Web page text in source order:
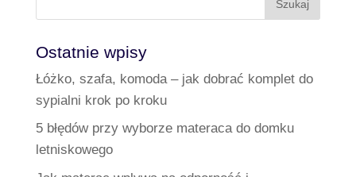
Ostatnie wpisy
Łóżko, szafa, komoda – jak dobrać komplet do
sypialni krok po kroku
5 błędów przy wyborze materaca do domku
letniskowego